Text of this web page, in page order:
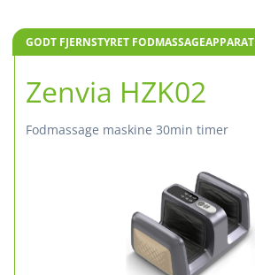
GODT FJERNSTYRET FODMASSAGEAPPARAT
Zenvia HZK02
Fodmassage maskine 30min timer